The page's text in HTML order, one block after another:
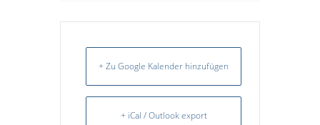
+ Zu Google Kalender hinzufügen
+ iCal / Outlook export